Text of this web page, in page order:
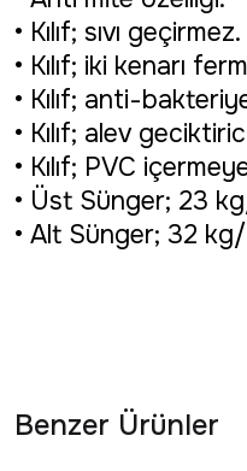
• Kılıf; sıvı geçirmez.
• Kılıf; iki kenarı
• Kılıf; anti-
• Kılıf; alev
• Kılıf; PVC
• Üst Sünger; 23
• Alt Sünger; 32
Benzer Ürünler